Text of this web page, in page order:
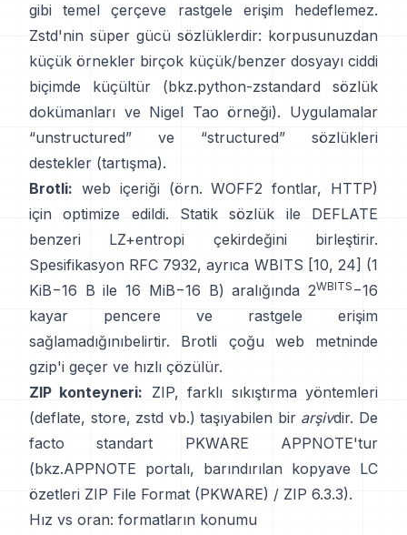
gibi temel çerçeve
rastgele erişim hedeflemez.
Zstd'nin süper gücü sözlüklerdir: korpusunuzdan
küçük örnekler birçok küçük/benzer dosyayı ciddi
biçimde küçültür (bkz.python-zstandard sözlük
dokümanları ve Nigel Tao örneği). Uygulamalar
“unstructured” ve “structured” sözlükleri
destekler (tartışma).
Brotli: web içeriği (örn. WOFF2 fontlar, HTTP)
için optimize edildi. Statik sözlük ile DEFLATE
benzeri LZ+entropi çekirdeğini birleştirir.
Spesifikasyon RFC 7932, ayrıca WBITS [10, 24] (1
KiB−16 B ile 16 MiB−16 B) aralığında 2WBITS −16
kayar pencere ve
rastgele erişim
sağlamadığınıbelirtir. Brotli çoğu web metninde
gzip'i geçer ve hızlı çözülür.
ZIP konteyneri: ZIP, farklı sıkıştırma yöntemleri
(deflate, store, zstd vb.) taşıyabilen bir arşivdir. De
facto standart PKWARE APPNOTE'tur
(bkz.APPNOTE portalı, barındırılan kopyave LC
özetleri ZIP File Format (PKWARE) / ZIP 6.3.3).
Hız vs oran: formatların konumu